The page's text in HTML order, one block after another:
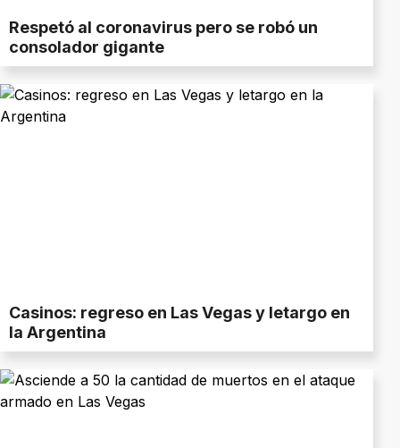
Respetó al coronavirus pero se robó un
consolador gigante
Casinos: regreso en Las Vegas y letargo en
la Argentina